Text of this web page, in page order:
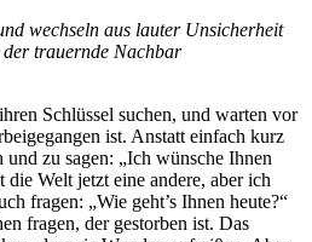
wechseln aus lauter Unsicherheit
der trauernde Nachbar
Schlüssel suchen, und warten vor
ist. Anstatt einfach kurz
zu sagen: „Ich wünsche Ihnen
die Welt jetzt eine andere, aber ich
fragen: „Wie geht’s Ihnen heute?“
fragen, der gestorben ist. Das